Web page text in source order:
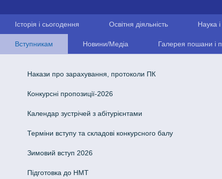
Історія і сьогодення Освітня діяльність Наука
Вступникам Новини/Медіа Галерея пошани і
Накази про зарахування, протоколи ПК
Конкурсні пропозиції-2026
Календар зустрічей з абітурієнтами
Терміни вступу та складові конкурсного балу
Зимовий вступ 2026
Підготовка до НМТ